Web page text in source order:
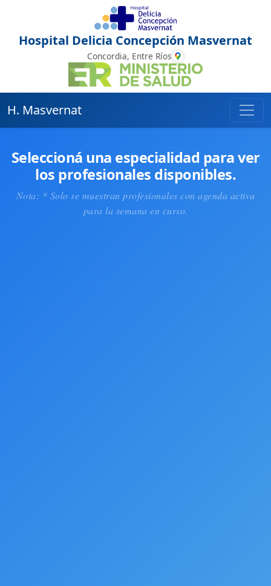
Hospital Delicia Concepción Masvernat
Concordia, Entre Ríos
H. Masvernat
Seleccioná una especialidad para ver
los profesionales disponibles.
Nota: * Solo se muestran profesionales con agenda activa
para la semana en curso.